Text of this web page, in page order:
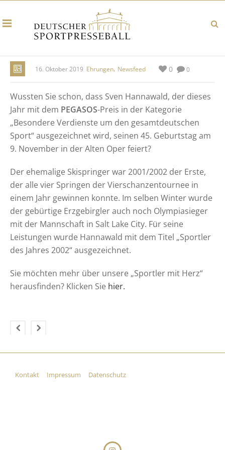
16. Oktober 2019 Ehrungen, Newsfeed 0
0
Wussten Sie schon, dass Sven Hannawald, der dieses
Jahr mit dem PEGASOS-Preis in der Kategorie
„Besondere Verdienste um den gesamtdeutschen
Sport“ ausgezeichnet wird, seinen 45. Geburtstag am
9. November in der Alten Oper feiert?
Der ehemalige Skispringer war 2001/2002 der Erste,
der alle vier Springen der Vierschanzentournee in
einem Jahr gewinnen konnte. Im selben Winter wurde
der gebürtige Erzgebirgler auch noch Olympiasieger
mit der Mannschaft in Salt Lake City. Für seine
Leistungen wurde Hannawald mit dem Titel „Sportler
des Jahres 2002“ ausgezeichnet.
Sie möchten mehr über unsere „Sportler mit Herz“
herausfinden? Klicken Sie hier.
Kontakt Impressum Datenschutz